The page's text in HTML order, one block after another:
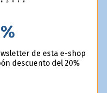
de esta e-shop
descuento del 20%